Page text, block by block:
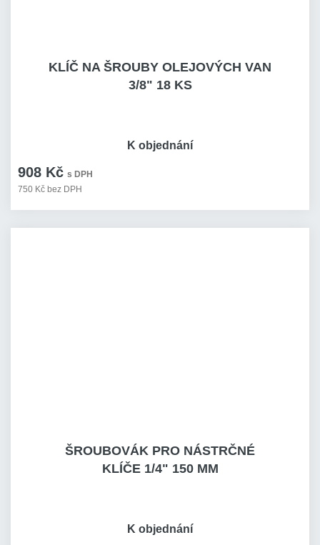
KLÍČ NA ŠROUBY OLEJOVÝCH VAN
3/8" 18 KS
908 Kč s DPH
750 Kč bez DPH
K objednání
ŠROUBOVÁK PRO NÁSTRČNÉ
KLÍČE 1/4" 150 MM
K objednání